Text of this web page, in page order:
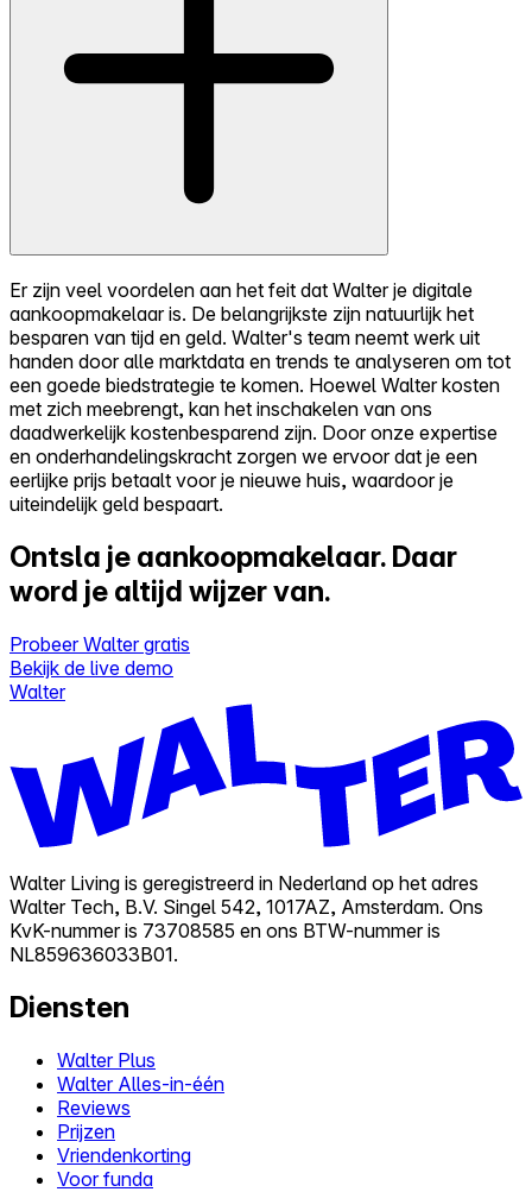
Er zijn veel voordelen aan het feit dat Walter je digitale
aankoopmakelaar is. De belangrijkste zijn natuurlijk het
besparen van tijd en geld. Walter's team neemt werk uit
handen door alle marktdata en trends te analyseren om tot
een goede biedstrategie te komen. Hoewel Walter kosten
met zich meebrengt, kan het inschakelen van ons
daadwerkelijk kostenbesparend zijn. Door onze expertise
en onderhandelingskracht zorgen we ervoor dat je een
eerlijke prijs betaalt voor je nieuwe huis, waardoor je
uiteindelijk geld bespaart.
Ontsla je aankoopmakelaar. Daar
word je altijd wijzer van.
Probeer Walter gratis
Bekijk de live demo
Walter
Walter Living is geregistreerd in Nederland op het adres
Walter Tech, B.V. Singel 542, 1017AZ, Amsterdam. Ons
KvK-nummer is 73708585 en ons BTW-nummer is
NL859636033B01.
Diensten
Walter Plus
Walter Alles-in-één
Reviews
Prijzen
Vriendenkorting
Voor funda